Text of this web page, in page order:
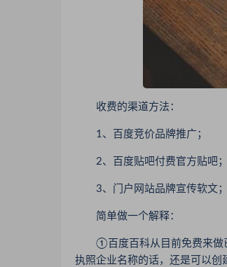
收费的渠道方法：
1、百度竞价品牌推广；
2、百度贴吧付费官方贴吧；
3、门户网站品牌宣传软文；
简单做一个解释：
①百度百科从目前免费来做已
执照企业名称的话，还是可以创